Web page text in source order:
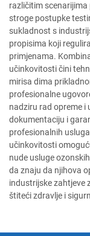
različitim
stroge postupke
sukladnost s
propisima koji
primjenama.
učinkovitosti čini
mirisa dima
profesionalne
nadziru rad opreme
dokumentaciju i
profesionalnih
učinkovitosti
nude usluge
da znaju da njihova
industrijske zahtjeve
štiteći zdravlje i